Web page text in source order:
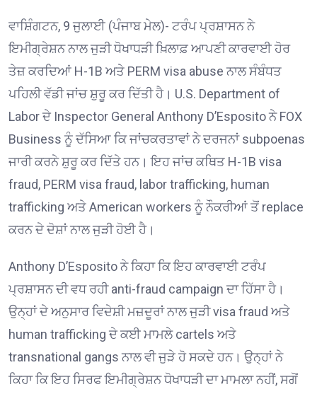
ਵਾਸ਼ਿੰਗਟਨ, 9 ਜੁਲਾਈ (ਪੰਜਾਬ ਮੇਲ)- ਟਰੰਪ ਪ੍ਰਸ਼ਾਸਨ ਨੇ
ਇਮੀਗ੍ਰੇਸ਼ਨ ਨਾਲ ਜੁੜੀ ਧੋਖਾਧੜੀ ਖ਼ਿਲਾਫ਼ ਆਪਣੀ ਕਾਰਵਾਈ ਹੋਰ
ਤੇਜ਼ ਕਰਦਿਆਂ H-1B ਅਤੇ PERM visa abuse ਨਾਲ ਸੰਬੰਧਤ
ਪਹਿਲੀ ਵੱਡੀ ਜਾਂਚ ਸ਼ੁਰੂ ਕਰ ਦਿੱਤੀ ਹੈ। U.S. Department of
Labor ਦੇ Inspector General Anthony D’Esposito ਨੇ FOX
Business ਨੂੰ ਦੱਸਿਆ ਕਿ ਜਾਂਚਕਰਤਾਵਾਂ ਨੇ ਦਰਜਨਾਂ subpoenas
ਜਾਰੀ ਕਰਨੇ ਸ਼ੁਰੂ ਕਰ ਦਿੱਤੇ ਹਨ। ਇਹ ਜਾਂਚ ਕਥਿਤ H-1B visa
fraud, PERM visa fraud, labor trafficking, human
trafficking ਅਤੇ American workers ਨੂੰ ਨੌਕਰੀਆਂ ਤੋਂ replace
ਕਰਨ ਦੇ ਦੋਸ਼ਾਂ ਨਾਲ ਜੁੜੀ ਹੋਈ ਹੈ।
Anthony D’Esposito ਨੇ ਕਿਹਾ ਕਿ ਇਹ ਕਾਰਵਾਈ ਟਰੰਪ
ਪ੍ਰਸ਼ਾਸਨ ਦੀ ਵਧ ਰਹੀ anti-fraud campaign ਦਾ ਹਿੱਸਾ ਹੈ।
ਉਨ੍ਹਾਂ ਦੇ ਅਨੁਸਾਰ ਵਿਦੇਸ਼ੀ ਮਜ਼ਦੂਰਾਂ ਨਾਲ ਜੁੜੀ visa fraud ਅਤੇ
human trafficking ਦੇ ਕਈ ਮਾਮਲੇ cartels ਅਤੇ
transnational gangs ਨਾਲ ਵੀ ਜੁੜੇ ਹੋ ਸਕਦੇ ਹਨ। ਉਨ੍ਹਾਂ ਨੇ
ਕਿਹਾ ਕਿ ਇਹ ਸਿਰਫ ਇਮੀਗ੍ਰੇਸ਼ਨ ਧੋਖਾਧੜੀ ਦਾ ਮਾਮਲਾ ਨਹੀਂ, ਸਗੋਂ